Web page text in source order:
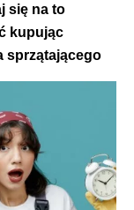
się na to
kupując
sprzątającego